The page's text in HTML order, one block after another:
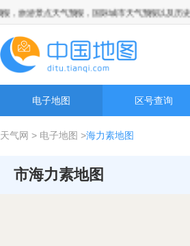
游景点天气预报，国际城市天气预报以及历史天气
电子地图 区号查询
天气网 > 电子地图 >海力素地图
市海力素地图